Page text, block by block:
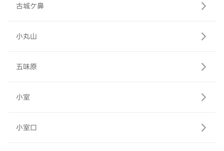
古城ケ鼻
小丸山
五味原
小室
小室口